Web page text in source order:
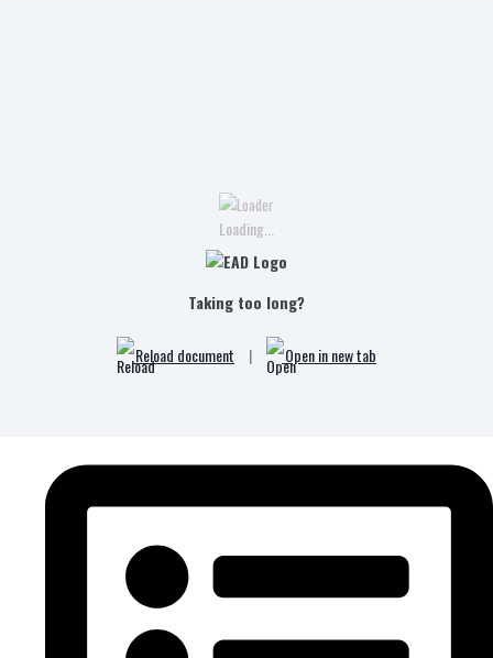
Loading...
Taking too long?
Reload document | Open in new tab